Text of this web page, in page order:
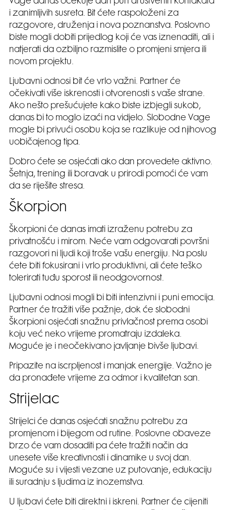
Vage danas očekuje dan pun društvenih kontakata
i zanimljivih susreta. Bit ćete raspoloženi za
razgovore, druženja i nova poznanstva. Poslovno
biste mogli dobiti prijedlog koji će vas iznenaditi, ali i
natjerati da ozbiljno razmislite o promjeni smjera ili
novom projektu.
Ljubavni odnosi bit će vrlo važni. Partner će
očekivati više iskrenosti i otvorenosti s vaše strane.
Ako nešto prešućujete kako biste izbjegli sukob,
danas bi to moglo izaći na vidjelo. Slobodne Vage
mogle bi privući osobu koja se razlikuje od njihovog
uobičajenog tipa.
Dobro ćete se osjećati ako dan provedete aktivno.
Šetnja, trening ili boravak u prirodi pomoći će vam
da se riješite stresa.
Škorpion
Škorpioni će danas imati izraženu potrebu za
privatnošću i mirom. Neće vam odgovarati površni
razgovori ni ljudi koji troše vašu energiju. Na poslu
ćete biti fokusirani i vrlo produktivni, ali ćete teško
tolerirati tuđu sporost ili neodgovornost.
Ljubavni odnosi mogli bi biti intenzivni i puni emocija.
Partner će tražiti više pažnje, dok će slobodni
Škorpioni osjećati snažnu privlačnost prema osobi
koju već neko vrijeme promatraju izdaleka.
Moguće je i neočekivano javljanje bivše ljubavi.
Pripazite na iscrpljenost i manjak energije. Važno je
da pronađete vrijeme za odmor i kvalitetan san.
Strijelac
Strijelci će danas osjećati snažnu potrebu za
promjenom i bijegom od rutine. Poslovne obaveze
brzo će vam dosaditi pa ćete tražiti način da
unesete više kreativnosti i dinamike u svoj dan.
Moguće su i vijesti vezane uz putovanje, edukaciju
ili suradnju s ljudima iz inozemstva.
U ljubavi ćete biti direktni i iskreni. Partner će cijeniti